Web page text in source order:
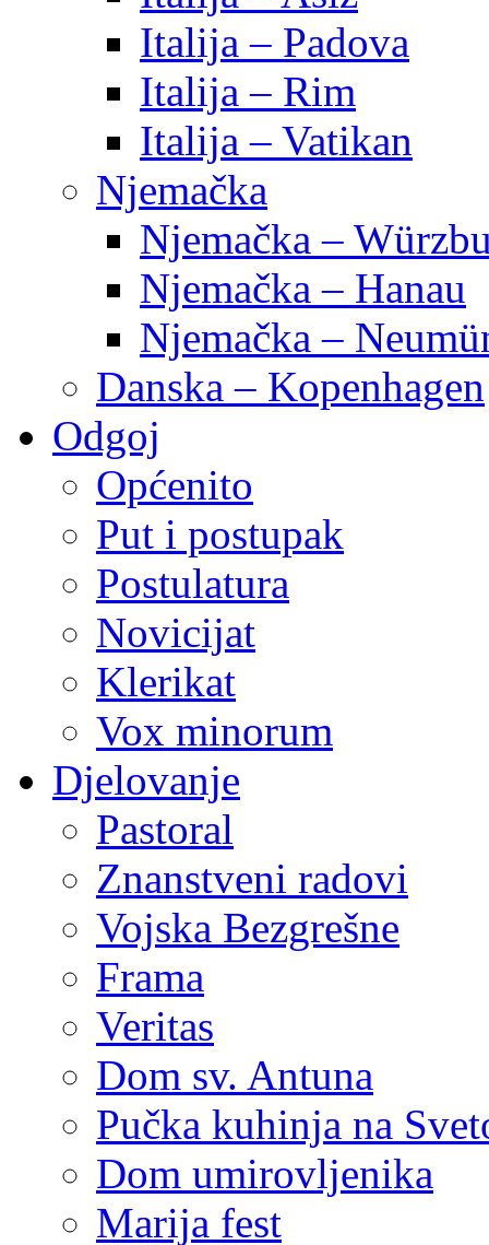
Italija – Padova
Italija – Rim
Italija – Vatikan
Njemačka
Njemačka –
Njemačka – Hanau
Njemačka –
Danska – Kopenhagen
Odgoj
Općenito
Put i postupak
Postulatura
Novicijat
Klerikat
Vox minorum
Djelovanje
Pastoral
Znanstveni radovi
Vojska Bezgrešne
Frama
Veritas
Dom sv. Antuna
Pučka kuhinja na
Dom umirovljenika
Marija fest